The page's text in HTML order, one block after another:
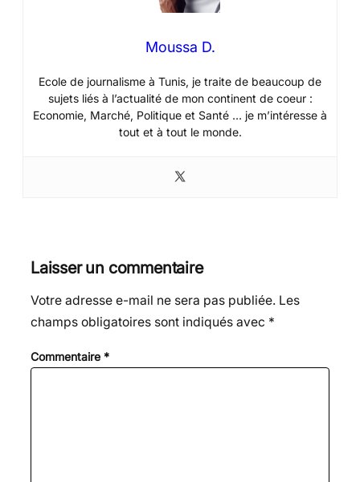
Moussa D.
Ecole de journalisme à Tunis, je traite de beaucoup de
sujets liés à l’actualité de mon continent de coeur :
Economie, Marché, Politique et Santé … je m’intéresse à
tout et à tout le monde.
Laisser un commentaire
Votre adresse e-mail ne sera pas publiée. Les
champs obligatoires sont indiqués avec *
Commentaire *